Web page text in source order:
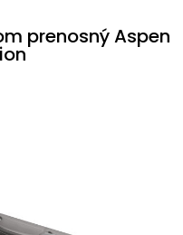
prenosný Aspen